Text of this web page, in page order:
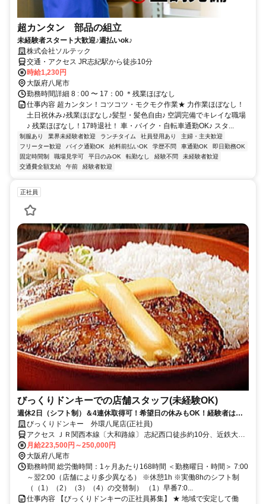
超カンタン 部品の組立
未経験者スタート大歓迎♪週払いok♪
株式会社ソルテック
交通・アクセス JR志紀駅から徒歩10分
時給1,230円
大阪府八尾市
勤務時間詳細 8 : 00 〜 17：00 ＊残業ほぼなし
仕事内容 超カンタン！コツコツ・モクモク作業★ 力作業ほぼなし！
土日祝休み♪残業ほぼなし♪髪型・髪色自由♪ 空調完備でキレイな職場
♪ 残業ほぼなし！17時退社！ 車・バイク・自転車通勤OK♪ スタ...
制服あり 業界未経験者歓迎 ランチタイム 社員登用あり
主婦・主夫歓迎
フリーター歓迎
バイク通勤OK 給料前払いOK 学歴不問 車通勤OK
即日勤務OK
固定時間制
職場見学可 平日のみOK 転勤なし 経験不問
未経験者歓迎
交通費全額支給
午前 経験者歓迎
正社員
びっくりドンキーでの店舗スタッフ(未経験OK)
週休2日（シフト制）＆4連休取得可！希望日の休みもOK！経験者は月
給25万円スタートも可！20代～50代活躍中！産休･育休制度有！車・バ
イク通勤OK！
びっくりドンキー 外環八尾店(正社員)
アクセス ＪＲ関西本線〔大和路線〕 志紀西口徒歩約10分、近鉄大阪
線 法善寺徒歩約19分、近鉄道明寺線 柏原（大阪府）西口徒歩約20分
月給223,500円～250,000円
大阪府八尾市
勤務時間 総労働時間：1ヶ月あたり168時間 ＜勤務曜日・時間＞ 7:00
～翌2:00（店舗により多少異なる） ※休憩1h ※実働8hのシフト制
（（1）（2）（3）（4）の交替制） （1）早番7:0...
仕事内容 【びっくりドンキーの正社員募集】 ★ 地域で安定して働